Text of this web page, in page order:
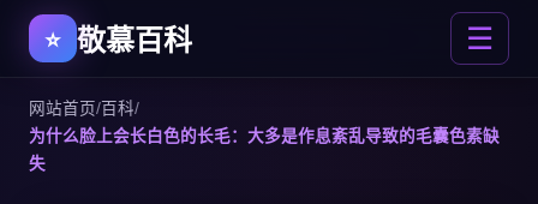
敬慕百科 ☰
网站首页/百科/
为什么脸上会长白色的长毛：大多是作息紊乱导致的毛囊色素缺
失